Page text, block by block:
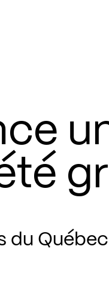
du Québec